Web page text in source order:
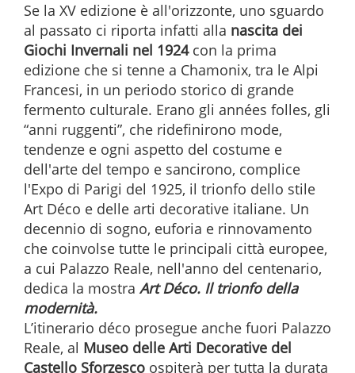
Se la XV edizione è all'orizzonte, uno sguardo
al passato ci riporta infatti alla nascita dei
Giochi Invernali nel 1924con la prima
edizione che si tenne a Chamonix, tra le Alpi
Francesi, in un periodo storico di grande
fermento culturale. Erano gli années folles, gli
“anni ruggenti”, che ridefinirono mode,
tendenze e ogni aspetto del costume e
dell'arte del tempo e sancirono, complice
l'Expo di Parigi del 1925, il trionfo dello stile
Art Déco e delle arti decorative italiane. Un
decennio di sogno, euforia e rinnovamento
che coinvolse tutte le principali città europee,
a cui Palazzo Reale, nell'anno del centenario,
dedica la mostra Art Déco. Il trionfo della
modernità.
L’itinerario déco prosegue anche fuori Palazzo
Reale, al Museo delle Arti Decorative del
Castello Sforzesco ospiterà per tutta la durata